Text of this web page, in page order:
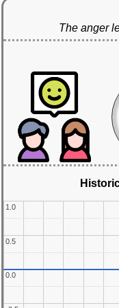
The anger
0.0
0.0
0.5
0.5
1.0
1.0